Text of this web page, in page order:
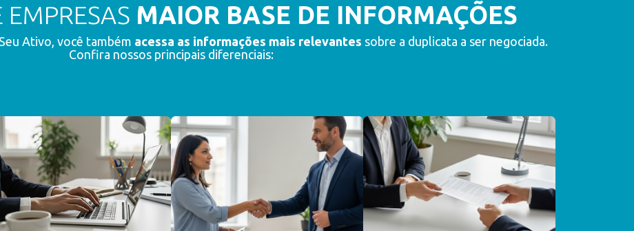
MAIOR BASE DE INFORMAÇÕES
Ativo, você também acessa as informações mais relevantes sobre a duplicata a ser negociada.
Confira nossos principais diferenciais: